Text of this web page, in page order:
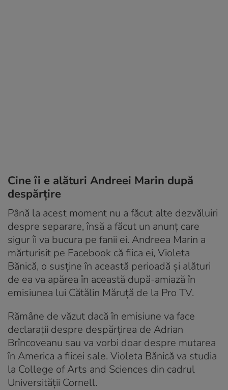
Cine îi e alături Andreei Marin după
despărțire
Până la acest moment nu a făcut alte dezvăluiri
despre separare, însă a făcut un anunț care
sigur îi va bucura pe fanii ei. Andreea Marin a
mărturisit pe Facebook că fiica ei, Violeta
Bănică, o susține în această perioadă și alături
de ea va apărea în această după-amiază în
emisiunea lui Cătălin Măruță de la Pro TV.
Rămâne de văzut dacă în emisiune va face
declarații despre despărțirea de Adrian
Brîncoveanu sau va vorbi doar despre mutarea
în America a fiicei sale. Violeta Bănică va studia
la College of Arts and Sciences din cadrul
Universității Cornell.